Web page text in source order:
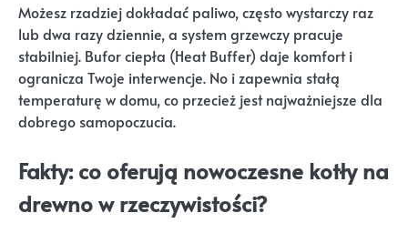
Możesz rzadziej dokładać paliwo, często wystarczy raz
lub dwa razy dziennie, a system grzewczy pracuje
stabilniej. Bufor ciepła (Heat Buffer) daje komfort i
ogranicza Twoje interwencje. No i zapewnia stałą
temperaturę w domu, co przecież jest najważniejsze dla
dobrego samopoczucia.
Fakty: co oferują nowoczesne kotły na
drewno w rzeczywistości?